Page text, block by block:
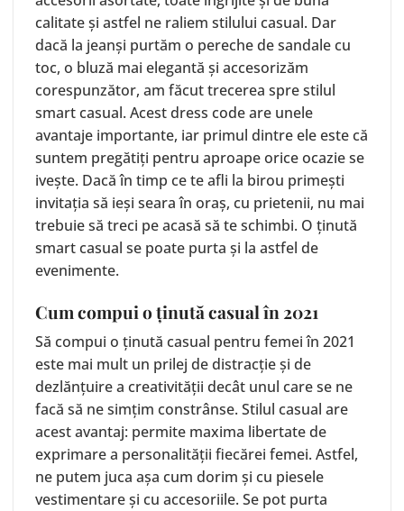
calitate și astfel ne raliem stilului casual. Dar
dacă la jeanși purtăm o pereche de sandale cu
toc, o bluză mai elegantă și accesorizăm
corespunzător, am făcut trecerea spre stilul
smart casual. Acest dress code are unele
avantaje importante, iar primul dintre ele este că
suntem pregătiți pentru aproape orice ocazie se
ivește. Dacă în timp ce te afli la birou primești
invitația să ieși seara în oraș, cu prietenii, nu mai
trebuie să treci pe acasă să te schimbi. O ținută
smart casual se poate purta și la astfel de
evenimente.
Cum compui o ținută casual în 2021
Să compui o ținută casual pentru femei în 2021
este mai mult un prilej de distracție și de
dezlănțuire a creativității decât unul care se ne
facă să ne simțim constrânse. Stilul casual are
acest avantaj: permite maxima libertate de
exprimare a personalității fiecărei femei. Astfel,
ne putem juca așa cum dorim și cu piesele
vestimentare și cu accesoriile. Se pot purta